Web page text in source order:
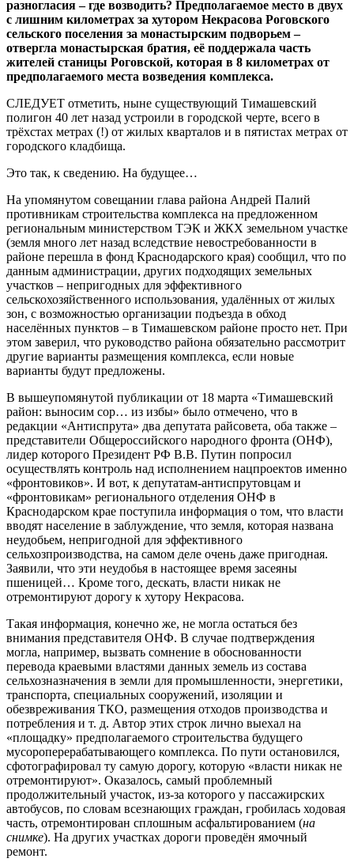
разногласия – где возводить? Предполагаемое место в двух
с лишним километрах за хутором Некрасова Роговского
сельского поселения за монастырским подворьем –
отвергла монастырская братия, её поддержала часть
жителей станицы Роговской, которая в 8 километрах от
предполагаемого места возведения комплекса.
СЛЕДУЕТ отметить, ныне существующий Тимашевский
полигон 40 лет назад устроили в городской черте, всего в
трёхстах метрах (!) от жилых кварталов и в пятистах метрах от
городского кладбища.
Это так, к сведению. На будущее…
На упомянутом совещании глава района Андрей Палий
противникам строительства комплекса на предложенном
региональным министерством ТЭК и ЖКХ земельном участке
(земля много лет назад вследствие невостребованности в
районе перешла в фонд Краснодарского края) сообщил, что по
данным администрации, других подходящих земельных
участков – непригодных для эффективного
сельскохозяйственного использования, удалённых от жилых
зон, с возможностью организации подъезда в обход
населённых пунктов – в Тимашевском районе просто нет. При
этом заверил, что руководство района обязательно рассмотрит
другие варианты размещения комплекса, если новые
варианты будут предложены.
В вышеупомянутой публикации от 18 марта «Тимашевский
район: выносим сор… из избы» было отмечено, что в
редакции «Антиспрута» два депутата райсовета, оба также –
представители Общероссийского народного фронта (ОНФ),
лидер которого Президент РФ В.В. Путин попросил
осуществлять контроль над исполнением нацпроектов именно
«фронтовиков». И вот, к депутатам-антиспрутовцам и
«фронтовикам» регионального отделения ОНФ в
Краснодарском крае поступила информация о том, что власти
вводят население в заблуждение, что земля, которая названа
неудобьем, непригодной для эффективного
сельхозпроизводства, на самом деле очень даже пригодная.
Заявили, что эти неудобья в настоящее время засеяны
пшеницей… Кроме того, дескать, власти никак не
отремонтируют дорогу к хутору Некрасова.
Такая информация, конечно же, не могла остаться без
внимания представителя ОНФ. В случае подтверждения
могла, например, вызвать сомнение в обоснованности
перевода краевыми властями данных земель из состава
сельхозназначения в земли для промышленности, энергетики,
транспорта, специальных сооружений, изоляции и
обезвреживания ТКО, размещения отходов производства и
потребления и т. д. Автор этих строк лично выехал на
«площадку» предполагаемого строительства будущего
мусороперерабатывающего комплекса. По пути остановился,
сфотографировал ту самую дорогу, которую «власти никак не
отремонтируют». Оказалось, самый проблемный
продолжительный участок, из-за которого у пассажирских
автобусов, по словам всезнающих граждан, гробилась ходовая
часть, отремонтирован сплошным асфальтированием (на
снимке). На других участках дороги проведён ямочный
ремонт.